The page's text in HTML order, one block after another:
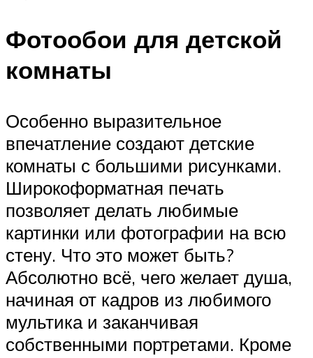
Фотообои для детской
комнаты
Особенно выразительное
впечатление создают детские
комнаты с большими рисунками.
Широкоформатная печать
позволяет делать любимые
картинки или фотографии на всю
стену. Что это может быть?
Абсолютно всё, чего желает душа,
начиная от кадров из любимого
мультика и заканчивая
собственными портретами. Кроме